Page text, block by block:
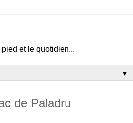
et le quotidien...
▼
de Paladru